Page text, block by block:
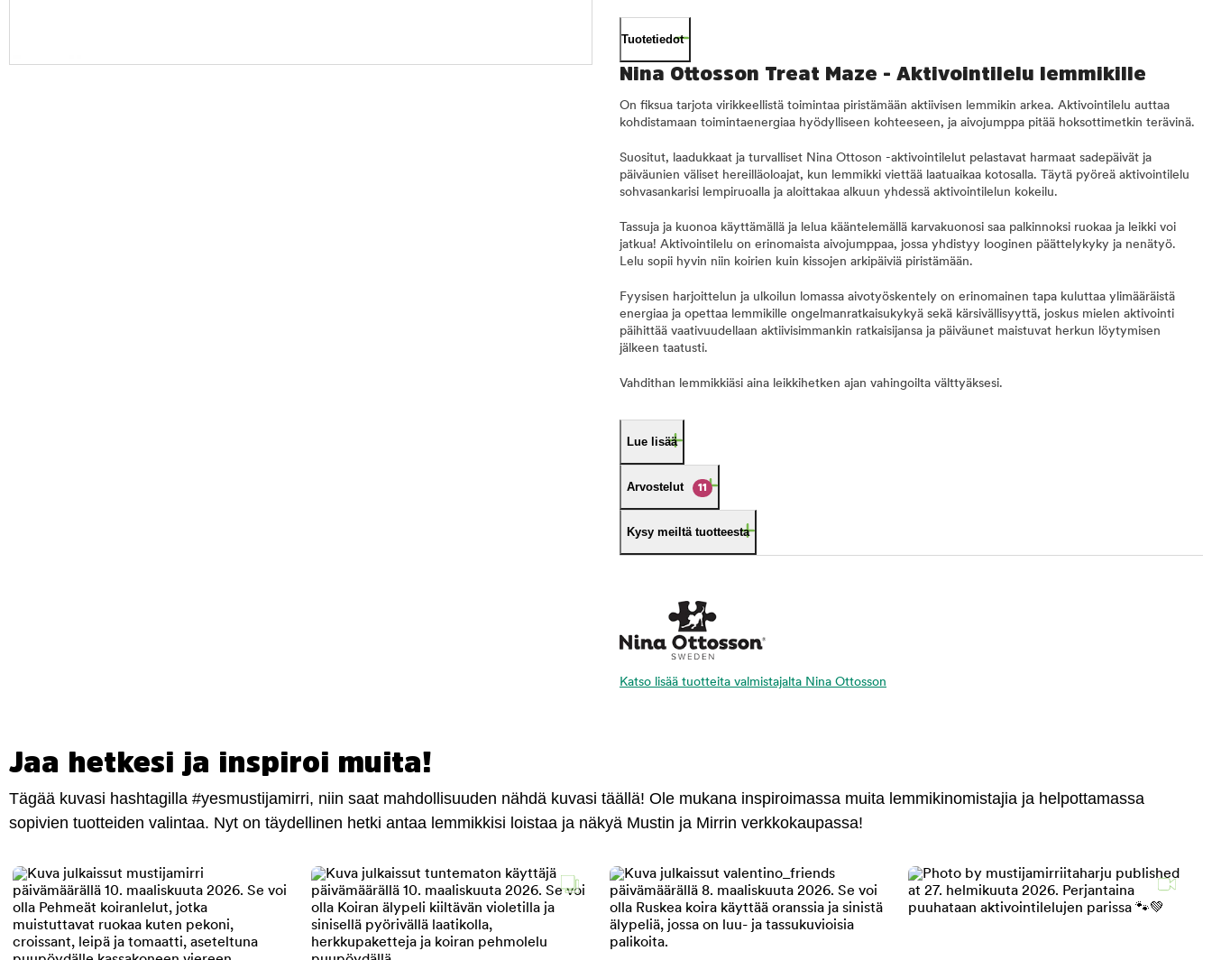
Tuotetiedot
Nina Ottosson Treat Maze - Aktivointilelu lemmikille
On fiksua tarjota virikkeellistä toimintaa piristämään aktiivisen lemmikin arkea. Aktivointilelu auttaa
kohdistamaan toimintaenergiaa hyödylliseen kohteeseen, ja aivojumppa pitää hoksottimetkin terävinä.
Suositut, laadukkaat ja turvalliset Nina Ottoson -aktivointilelut pelastavat harmaat sadepäivät ja
päiväunien väliset hereilläoloajat, kun lemmikki viettää laatuaikaa kotosalla. Täytä pyöreä aktivointilelu
sohvasankarisi lempiruoalla ja aloittakaa alkuun yhdessä aktivointilelun kokeilu.
Tassuja ja kuonoa käyttämällä ja lelua kääntelemällä karvakuonosi saa palkinnoksi ruokaa ja leikki voi
jatkua! Aktivointilelu on erinomaista aivojumppaa, jossa yhdistyy looginen päättelykyky ja nenätyö.
Lelu sopii hyvin niin koirien kuin kissojen arkipäiviä piristämään.
Fyysisen harjoittelun ja ulkoilun lomassa aivotyöskentely on erinomainen tapa kuluttaa ylimääräistä
energiaa ja opettaa lemmikille ongelmanratkaisukykyä sekä kärsivällisyyttä, joskus mielen aktivointi
päihittää vaativuudellaan aktiivisimmankin ratkaisijansa ja päiväunet maistuvat herkun löytymisen
jälkeen taatusti.
Vahdithan lemmikkiäsi aina leikkihetken ajan vahingoilta välttyäksesi.
Lue lisää
Arvostelut 11
Kysy meiltä tuotteesta
Katso lisää tuotteita valmistajalta Nina Ottosson
Jaa hetkesi ja inspiroi muita!
Tägää kuvasi hashtagilla #yesmustijamirri, niin saat mahdollisuuden nähdä kuvasi täällä! Ole mukana inspiroimassa muita lemmikinomistajia ja helpottamassa
sopivien tuotteiden valintaa. Nyt on täydellinen hetki antaa lemmikkisi loistaa ja näkyä Mustin ja Mirrin verkkokaupassa!